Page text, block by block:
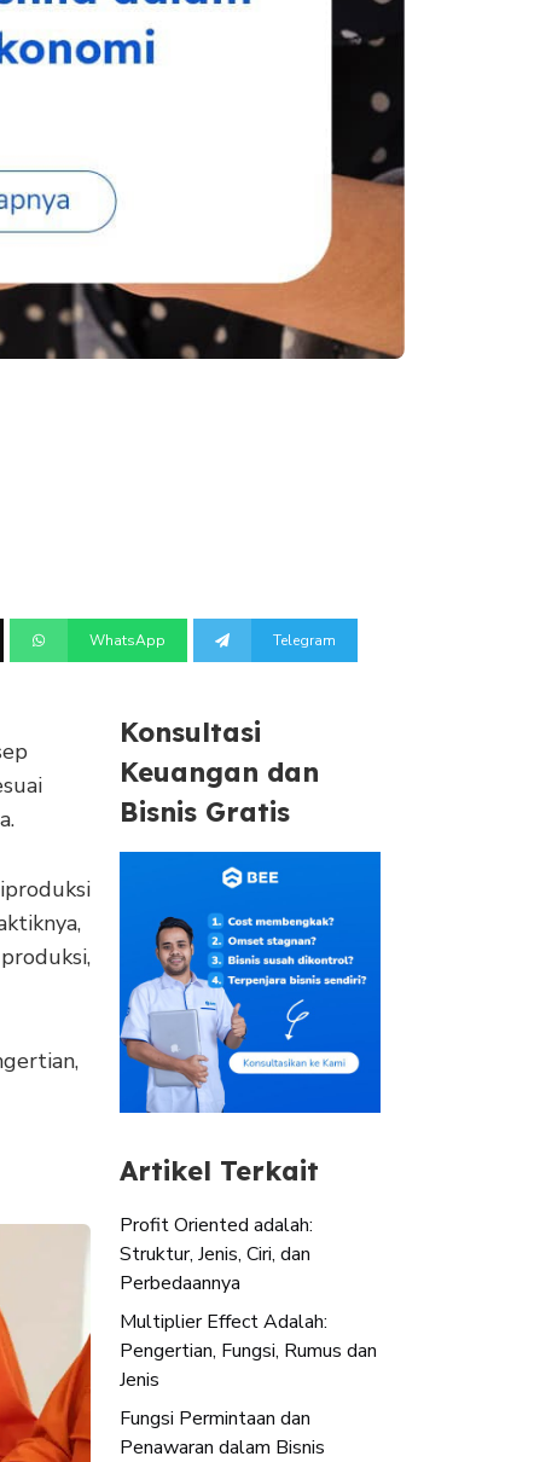
WhatsApp Telegram
Konsultasi
Keuangan dan
Bisnis Gratis
Artikel Terkait
Profit Oriented adalah:
Struktur, Jenis, Ciri, dan
Perbedaannya
Multiplier Effect Adalah:
Pengertian, Fungsi, Rumus dan
Jenis
Fungsi Permintaan dan
Penawaran dalam Bisnis